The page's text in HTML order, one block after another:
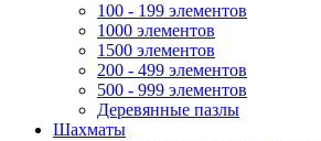
100 - 199 элементов
1000 элементов
1500 элементов
200 - 499 элементов
500 - 999 элементов
Деревянные пазлы
Шахматы